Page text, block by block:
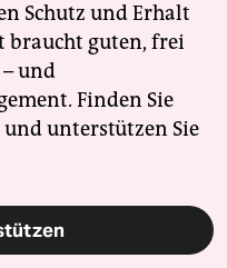
Schutz und Erhalt
braucht guten, frei
und
Finden Sie
und unterstützen Sie